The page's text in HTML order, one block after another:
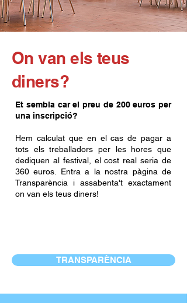
On van els teus
diners?
Et sembla car el preu de 200 euros per
una inscripció?
Hem calculat que en el cas de pagar a
tots els treballadors per les hores que
dediquen al festival, el cost real seria de
360 euros. Entra a la nostra pàgina de
Transparència i assabenta't exactament
on van els teus diners!
TRANSPARÈNCIA